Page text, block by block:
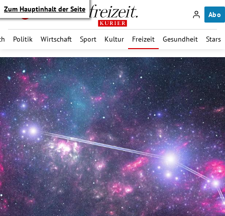
Zum Hauptinhalt der Seite
Abo
Politik Wirtschaft Sport Kultur Freizeit Gesundheit Stars
Untermenü